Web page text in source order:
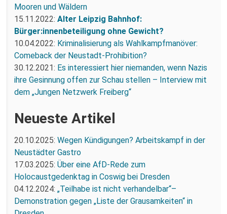
Mooren und Wäldern
15.11.2022: Alter Leipzig Bahnhof:
Bürger:innenbeteiligung ohne Gewicht?
10.04.2022: Kriminalisierung als Wahlkampfmanöver:
Comeback der Neustadt-Prohibition?
30.12.2021: Es interessiert hier niemanden, wenn Nazis
ihre Gesinnung offen zur Schau stellen – Interview mit
dem „Jungen Netzwerk Freiberg“
Neueste Artikel
20.10.2025: Wegen Kündigungen? Arbeitskampf in der
Neustädter Gastro
17.03.2025: Über eine AfD-Rede zum
Holocaustgedenktag in Coswig bei Dresden
04.12.2024: „Teilhabe ist nicht verhandelbar“–
Demonstration gegen „Liste der Grausamkeiten“ in